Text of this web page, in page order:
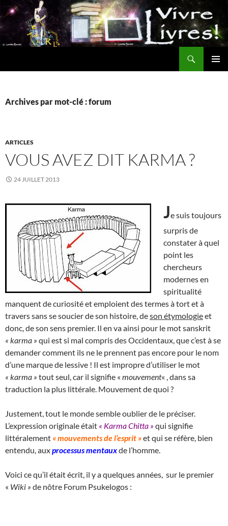
Aller
au
contenu
Archives par mot-clé : forum
ARTICLES
VOUS AVEZ DIT KARMA ?
24 JUILLET 2013
Je suis toujours
surpris de
constater à quel
point les
chercheurs
modernes en
spiritualité
manquent de curiosité et emploient des termes à tort et à
travers sans se soucier de son histoire, deson étymologieet
donc, de son sens premier. Il en va ainsi pour le mot sanskrit
« karma » qui est si mal compris des Occidentaux, que c’est à se
demander comment ils ne le prennent pas encore pour le nom
d’une marque de lessive ! Il est impropre d’utiliser le mot
« karma » tout seul, car il signifie « mouvement« , dans sa
traduction la plus littérale. Mouvement de quoi ?
Justement, tout le monde semble oublier de le préciser.
L’expression originale était « Karma Chitta » qui signifie
littéralement « mouvements de l’esprit »et qui se réfère, bien
entendu, auxprocessus mentauxde l’homme.
Voici ce qu’il était écrit, il y a quelques années, sur le premier
« Wiki » de nôtre Forum Psukelogos :